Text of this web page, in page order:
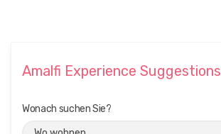
Amalfi Experience Suggestions
Wonach suchen Sie?